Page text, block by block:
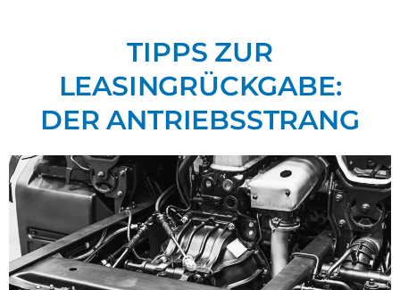
TIPPS ZUR
LEASINGRÜCKGABE:
DER ANTRIEBSSTRANG